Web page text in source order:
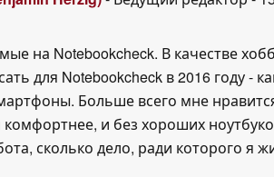
на Notebookcheck. В качестве
для Notebookcheck в 2016 году -
Больше всего мне
и без хороших
сколько дело, ради которого я